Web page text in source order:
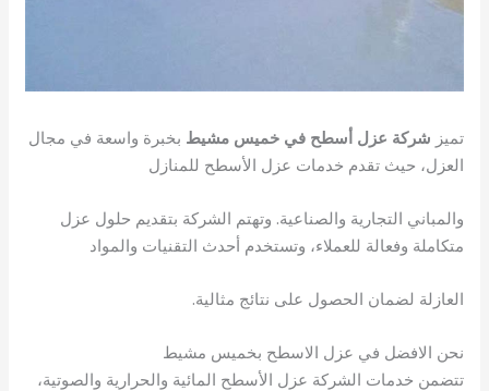
تميز شركة عزل أسطح في خميس مشيط بخبرة واسعة في مجال
العزل، حيث تقدم خدمات عزل الأسطح للمنازل
والمباني التجارية والصناعية. وتهتم الشركة بتقديم حلول عزل
متكاملة وفعالة للعملاء، وتستخدم أحدث التقنيات والمواد
العازلة لضمان الحصول على نتائج مثالية.
نحن الافضل في عزل الاسطح بخميس مشيط
تتضمن خدمات الشركة عزل الأسطح المائية والحرارية والصوتية،